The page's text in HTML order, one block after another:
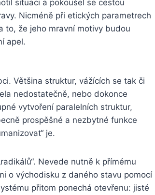
situaci a pokoušel se cestou
Nicméně při etických parametrech
to, že jeho mravní motivy budou
apel.
Většina struktur, vážících se tak či
nedostatečně, nebo dokonce
vytvoření paralelních struktur,
prospěšné a nezbytné funkce
je.
Nevede nutně k přímému
o východisku z daného stavu pomocí
přitom ponechá otevřenu: jisté